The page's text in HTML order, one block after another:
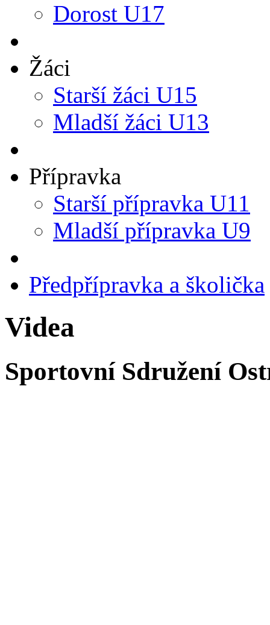
Dorost U17
Žáci
Starší žáci U15
Mladší žáci U13
Přípravka
Starší přípravka U11
Mladší přípravka U9
Předpřípravka a školička
Videa
Sportovní Sdružení